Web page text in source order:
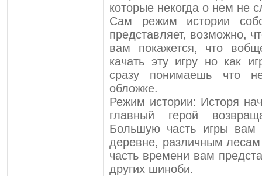
которые некогда о нем не
Сам режим истории
представляет, возможно,
вам покажется, что
качать эту игру но как
сразу понимаешь что
обложке.
Режим истории: Исторя
главный герой
Большую часть игры вам
деревне, различным
часть времени вам
других шиноби.